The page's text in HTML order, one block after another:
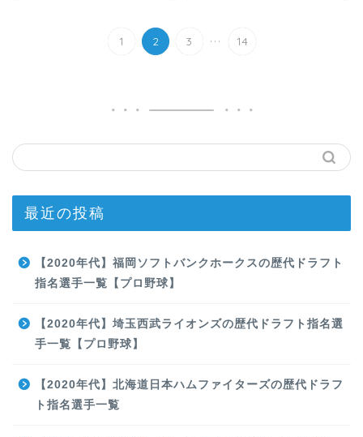
1 2 3 ... 14
最近の投稿
【2020年代】福岡ソフトバンクホークスの歴代ドラフト
指名選手一覧【プロ野球】
【2020年代】埼玉西武ライオンズの歴代ドラフト指名選
手一覧【プロ野球】
【2020年代】北海道日本ハムファイターズの歴代ドラフ
ト指名選手一覧